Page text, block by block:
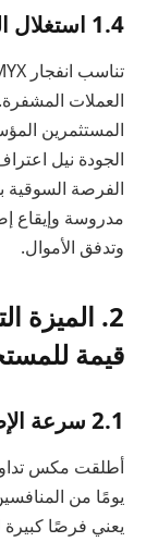
1.4 استغلال الفرص السوقية بشكل مثالي
العملات
المستثمرين
الفرصة
مدروسة وإيقاع
وتدفق الأموال.
2. الميزة
قيمة
2.1 سرعة الإطلاق الرائدة في السوق
يومًا من